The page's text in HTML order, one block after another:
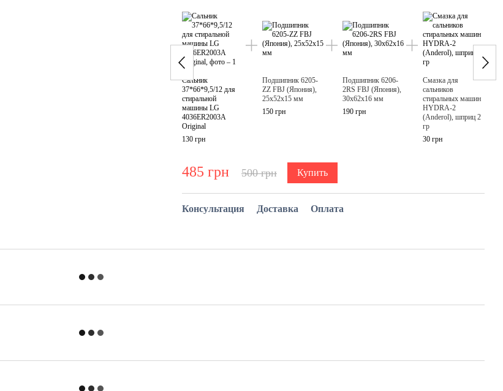
Сальник
37*66*9,5/12 для
стиральной
машины LG
4036ER2003A
Original
130 грн
Подшипник 6205-
ZZ FBJ (Япония),
25x52x15 мм
150 грн
Подшипник 6206-
2RS FBJ (Япония),
30x62x16 мм
190 грн
Смазка для
сальников
стиральных машин
HYDRA-2
(Anderol), шприц 2
гр
30 грн
485 грн 500 грн Купить
Консультация Доставка Оплата